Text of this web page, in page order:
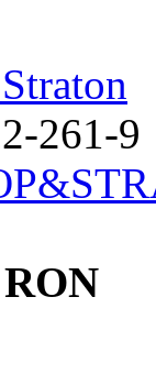
261-9
RON